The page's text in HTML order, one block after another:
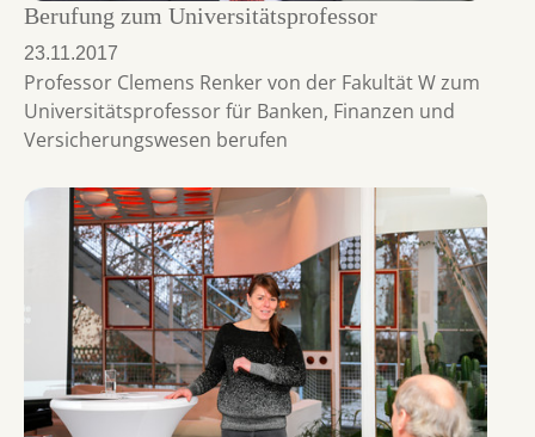
Berufung zum Universitätsprofessor
23.11.2017
Professor Clemens Renker von der Fakultät W zum
Universitätsprofessor für Banken, Finanzen und
Versicherungswesen berufen